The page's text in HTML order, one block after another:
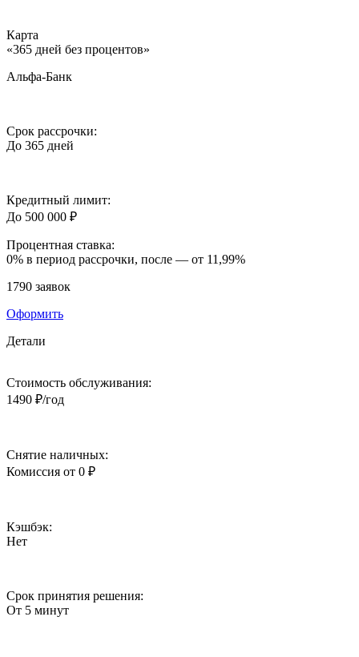
Карта
«365 дней без процентов»
Альфа-Банк
Срок рассрочки:
До 365 дней
Кредитный лимит:
До 500 000 ₽
Процентная ставка:
0% в период рассрочки, после — от 11,99%
1790 заявок
Оформить
Детали
Стоимость обслуживания:
1490 ₽/год
Снятие наличных:
Комиссия от 0 ₽
Кэшбэк:
Нет
Срок принятия решения:
От 5 минут